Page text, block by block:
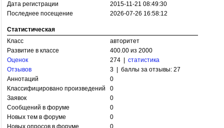
Дата регистрации
2015-11-21 08:49:30
Последнее посещение
2026-07-26 16:58:12
Статистическая
Класс
авторитет
Развитие в классе
400.00 из 2000
Оценок
274 | статистика
Отзывов
3 | баллы за отзывы: 27
Аннотаций
0
Классифицировано произведений
0
Заявок
0
Сообщений в форуме
0
Новых тем в форуме
0
Новых опросов в форуме
0